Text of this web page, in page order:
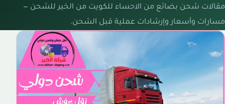
مقالات شحن بضائع من الاحساء للكويت من الخير للشحن —
مسارات وأسعار وإرشادات عملية قبل الشحن.